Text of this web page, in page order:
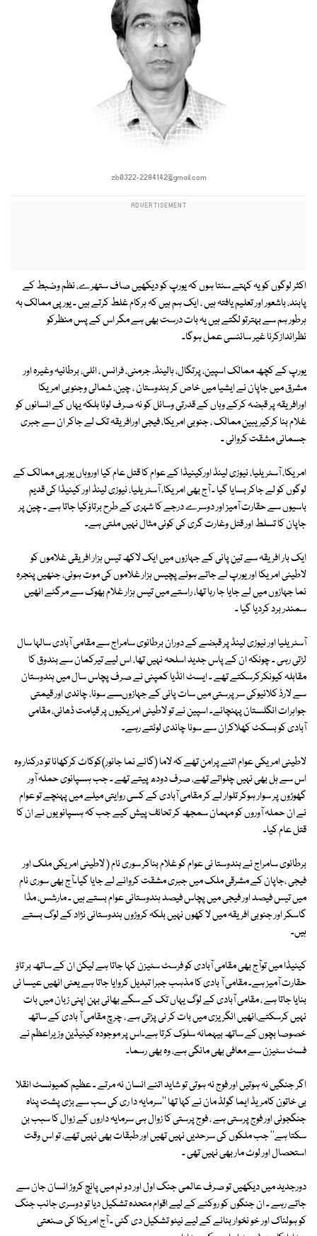
zb0322-2284142@gmail.com
اکثر لوگوں کو یہ کہتے سنتا ہوں کہ یورپ کو دیکھیں صاف ستھرے، نظم وضبط کے
پابند، باشعور اور تعلیم یافتہ ہیں ، ایک ہم ہیں کہ ہرکام غلط کرتے ہیں ۔ یورپی ممالک بہ
ہرطور ہم سے بہترتو لگتے ہیں یہ بات درست بھی ہے مگر اس کے پس منظرکو
نظراندازکرنا غیر سائنسی عمل ہوگا۔
یورپ کے کچھ ممالک اسپین، پرتگال، ہالینڈ، جرمنی، فرانس ، اٹلی، برطانیہ وغیرہ اور
مشرق میں جاپان نے ایشیا میں خاص کر ہندوستان ، چین، شمالی وجنوبی امریکا
اورافریقہ پر قبضہ کرکے وہاں کے قدرتی وسائل کو نہ صرف لوٹا بلکہ یہاں کے انسانوں کو
غلام بنا کرکیریبین ممالک ، جنوبی امریکا، فیجی اورافریقہ تک لے جاکر ان سے جبری
جسمانی مشقت کروائی ۔
امریکا، آسٹریلیا، نیوزی لینڈ اورکینیڈا کے عوام کا قتل عام کیا اوروہاں یورپی ممالک کے
لوگوں کو لے جاکر بسایا گیا ۔ آج بھی امریکا، آسٹریلیا، نیوزی لینڈ اور کینیڈا کی قدیم
باسیوں سے حقارت آمیز اور دوسرے درجے کا شہری کے طرح برتاؤکیا جاتا ہے ۔ چین پر
جاپان کا تسلط اور قتل وغارت گری کی کوئی مثال نہیں ملتی ہے۔
ایک بار افریقہ سے تین پانی کے جہازوں میں ایک لاکھ تیس ہزار افریقی غلاموں کو
لاطینی امریکا اور یورپ لے جاتے ہوئے پچیس ہزار غلاموں کی موت ہوئی، جنھیں پنجرہ
نما جہازوں میں لے جایا جا رہا تھا، راستے میں تیس ہزار غلام بھوک سے مرگئے انھیں
سمندر برد کردیا گیا ۔
آسٹریلیا اور نیوزی لینڈ پر قبضے کے دوران برطانوی سامراج سے مقامی آبادی سالہا سال
لڑتی رہی ۔ چونکہ ان کے پاس جدید اسلحہ نہیں تھا، اس لیے تیرکمان سے بندوق کا
مقابلہ کیونکرکرسکتے تھے ۔ ایسٹ انڈیا کمپنی نے صرف پچاس سال میں ہندوستان
سے لارڈ کلائیوکی سرپرستی میں سات پانی کے جہازوںسے سونا، چاندی اور قیمتی
جواہرات انگلستان پہنچائے۔ اسپین نے تو لاطینی امریکیوں پر قیامت ڈھائی، مقامی
آبادی کو بسکٹ کھلاکران سے سونا چاندی لوٹتے رہے۔
لاطینی امریکی عوام اتنے پرامن تھے کہ لاما (گائے نما جانور)کوکاٹ کرکھانا تو درکنار وہ
اس سے ہل بھی نہیں چلواتے تھے، صرف دودھ پیتے تھے ۔ جب ہسپانوی حملہ آور
گھوڑوں پر سوار ہوکر تلوار لے کر مقامی آبادی کے کسی روایتی میلے میں پہنچے تو عوام
نے ان حملہ آوروں کو مہمان سمجھ کر تحائف پیش کیے جب کہ ہسپانویوں نے ان کا
قتل عام کیا۔
برطانوی سامراج نے ہندوستا نی عوام کو غلام بناکر سوری نام ( لاطینی امریکی ملک اور
فیجی ،جاپان کے مشرقی ملک میں جبری مشقت کروانے لے جایا گیا۔آج بھی سوری نام
میں تیس فیصد اور فیجی میں پچاس فیصد ہندوستانی عوام بستے ہیں ۔ مارشس، مڈا
گاسکر اور جنوبی افریقہ میں لا کھوں نہیں بلکہ کروڑوں ہندوستانی نژاد کے لوگ بستے
ہیں۔
کینیڈا میں توآج بھی مقامی آبادی کو فرسٹ سٹیزن کہا جاتا ہے لیکن ان کے ساتھ بر تاؤ
حقارت آمیز ہے۔ مقامی آ بادی کا مذہب جبرا تبدیل کروایا جاتا ہے یعنی انھیں عیسا ئی
بنایا جاتا ہے ، مقامی آبادی کے لوگ یہاں تک کے سگے بھائی بہن اپنی زبان میں بات
نہیں کرسکتے،انھیں انگریزی میں بات کر نی پڑتی ہے ، چرچ مقامی آ بادی کے ساتھ
خصوصا بچوں کے ساتھ بیہمانہ سلوک کرتا ہے۔اس پر موجودہ کینیڈین وز یراعظم نے
فسٹ سٹیزن سے معافی بھی مانگی ہے، وہ بھی رسما۔
اگر جنگیں نہ ہوتیں اور فوج نہ ہوتی تو شاید اتنے انسان نہ مرتے ۔ عظیم کمیونسٹ انقلا
بی خاتون کامریڈ ایما گولڈ مان نے کہا تھا ''سرمایہ دا ری کی سب سے بڑی پشت پناہ
جنگجوئی اور فوج پرستی ہے ، فوج پرستی کا زوال ہی سرمایہ داروں کے زوال کا سبب بن
سکتا ہے'' جب ملکوں کی سرحدیں نہیں تھیں اور طبقات بھی نہیں تھے، تو اس وقت
استحصال اور لوٹ مار بھی نہیں تھی ۔
دورجدید میں دیکھیں تو صرف عالمی جنگ اول اور دو ئم میں پانچ کروڑ انسان جان سے
جاتے رہے ۔ ان جنگوں کو روکنے کے لیے اقوام متحدہ تشکیل دیا تو دوسری جانب جنگ
کو ہولناک اور خو نخوار بنانے کے لیے نیٹو تشکیل دی گئی ۔ آج امریکا کی صنعتی